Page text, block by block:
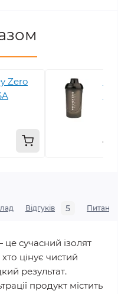
Zero
Відгуків 5
сучасний ізолят
цінує чистий
результат.
продукт містить